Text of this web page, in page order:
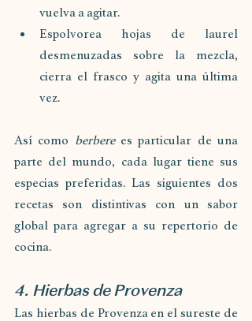
vuelva a agitar.
Espolvorea hojas de laurel
desmenuzadas sobre la mezcla,
cierra el frasco y agita una última
vez.
Así como berbere es particular de una
parte del mundo, cada lugar tiene sus
especias preferidas. Las siguientes dos
recetas son distintivas con un sabor
global para agregar a su repertorio de
cocina.
4. Hierbas de Provenza